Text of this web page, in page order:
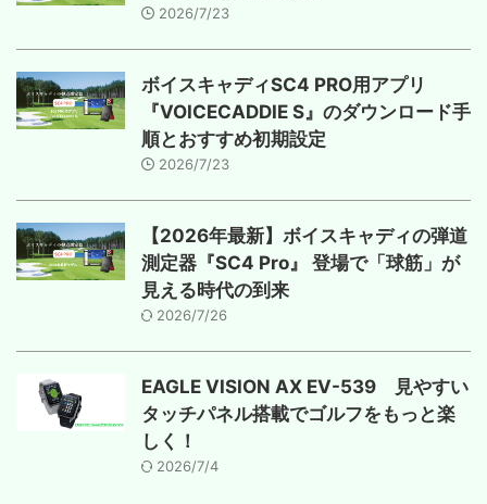
2026/7/23
ボイスキャディSC4 PRO用アプリ
『VOICECADDIE S』のダウンロード手
順とおすすめ初期設定
2026/7/23
【2026年最新】ボイスキャディの弾道
測定器『SC4 Pro』 登場で「球筋」が
見える時代の到来
2026/7/26
EAGLE VISION AX EV-539 見やすい
タッチパネル搭載でゴルフをもっと楽
しく！
2026/7/4